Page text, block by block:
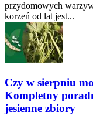
przydomowych
korzeń od lat jest...
Czy w sierpniu
Kompletny
jesienne zbiory